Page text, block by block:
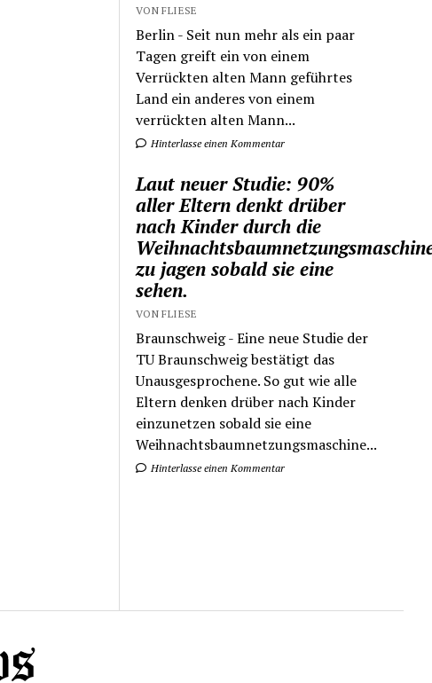
VON FLIESE
Berlin - Seit nun mehr als ein paar
Tagen greift ein von einem
Verrückten alten Mann geführtes
Land ein anderes von einem
verrückten alten Mann...
Hinterlasse einen Kommentar
Laut neuer Studie: 90%
aller Eltern denkt drüber
nach Kinder durch die
zu jagen sobald sie eine
sehen.
VON FLIESE
Braunschweig - Eine neue Studie der
TU Braunschweig bestätigt das
Unausgesprochene. So gut wie alle
Eltern denken drüber nach Kinder
einzunetzen sobald sie eine
Weihnachtsbaumnetzungsmaschine...
Hinterlasse einen Kommentar